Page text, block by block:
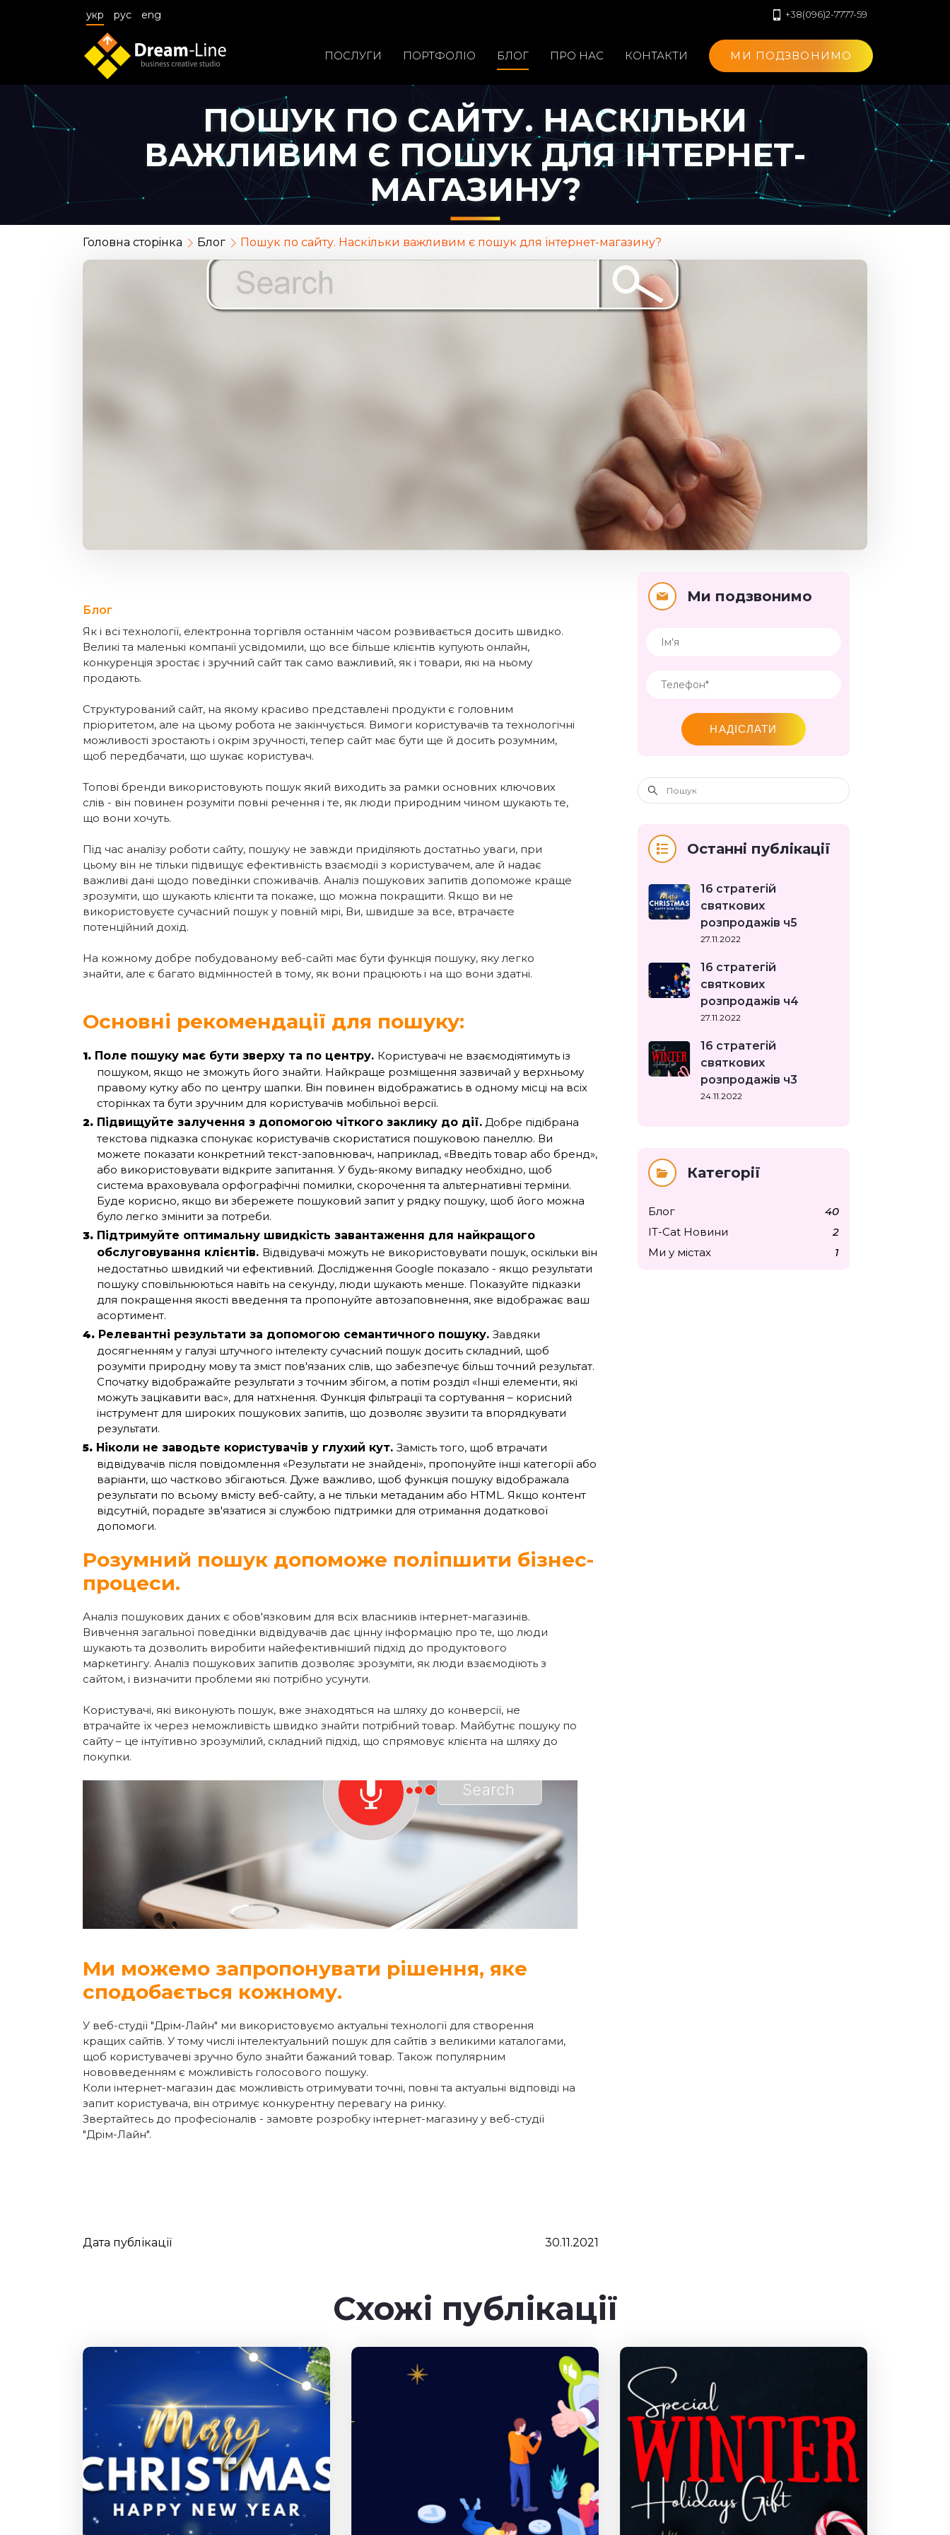
укр рус eng +38(096)2-7777-59
ПОСЛУГИ ПОРТФОЛIО БЛОГ ПРО НАС КОНТАКТИ МИ ПОДЗВОНИМО
ПОШУК ПО САЙТУ. НАСКІЛЬКИ
ВАЖЛИВИМ Є ПОШУК ДЛЯ ІНТЕРНЕТ-
МАГАЗИНУ?
Головна сторiнка Блог Пошук по сайту. Наскільки важливим є пошук для інтернет-магазину?
Блог
Як і всі технології, електронна торгівля останнім часом розвивається досить швидко.
Великі та маленькі компанії усвідомили, що все більше клієнтів купують онлайн,
конкуренція зростає і зручний сайт так само важливий, як і товари, які на ньому
продають.
Структурований сайт, на якому красиво представлені продукти є головним
пріоритетом, але на цьому робота не закінчується. Вимоги користувачів та технологічні
можливості зростають і окрім зручності, тепер сайт має бути ще й досить розумним,
щоб передбачати, що шукає користувач.
Топові бренди використовують пошук який виходить за рамки основних ключових
слів - він повинен розуміти повні речення і те, як люди природним чином шукають те,
що вони хочуть.
Під час аналізу роботи сайту, пошуку не завжди приділяють достатньо уваги, при
цьому він не тільки підвищує ефективність взаємодії з користувачем, але й надає
важливі дані щодо поведінки споживачів. Аналіз пошукових запитів допоможе краще
зрозуміти, що шукають клієнти та покаже, що можна покращити. Якщо ви не
використовуєте сучасний пошук у повній мірі, Ви, швидше за все, втрачаєте
потенційний дохід.
На кожному добре побудованому веб-сайті має бути функція пошуку, яку легко
знайти, але є багато відмінностей в тому, як вони працюють і на що вони здатні.
Основні рекомендації для пошуку:
Поле пошуку має бути зверху та по центру. Користувачі не взаємодіятимуть із
пошуком, якщо не зможуть його знайти. Найкраще розміщення зазвичай у верхньому
правому кутку або по центру шапки. Він повинен відображатись в одному місці на всіх
сторінках та бути зручним для користувачів мобільної версії.
Підвищуйте залучення з допомогою чіткого заклику до дії. Добре підібрана
текстова підказка спонукає користувачів скористатися пошуковою панеллю. Ви
можете показати конкретний текст-заповнювач, наприклад, «Введіть товар або бренд»,
або використовувати відкрите запитання. У будь-якому випадку необхідно, щоб
система враховувала орфографічні помилки, скорочення та альтернативні терміни.
Буде корисно, якщо ви збережете пошуковий запит у рядку пошуку, щоб його можна
було легко змінити за потреби.
Підтримуйте оптимальну швидкість завантаження для найкращого
обслуговування клієнтів. Відвідувачі можуть не використовувати пошук, оскільки він
недостатньо швидкий чи ефективний. Дослідження Google показало - якщо результати
пошуку сповільнюються навіть на секунду, люди шукають менше. Показуйте підказки
для покращення якості введення та пропонуйте автозаповнення, яке відображає ваш
асортимент.
Релевантні результати за допомогою семантичного пошуку. Завдяки
досягненням у галузі штучного інтелекту сучасний пошук досить складний, щоб
розуміти природну мову та зміст пов'язаних слів, що забезпечує більш точний результат.
Спочатку відображайте результати з точним збігом, а потім розділ «Інші елементи, які
можуть зацікавити вас», для натхнення. Функція фільтрації та сортування – корисний
інструмент для широких пошукових запитів, що дозволяє звузити та впорядкувати
результати.
Ніколи не заводьте користувачів у глухий кут. Замість того, щоб втрачати
відвідувачів після повідомлення «Результати не знайдені», пропонуйте інші категорії або
варіанти, що частково збігаються. Дуже важливо, щоб функція пошуку відображала
результати по всьому вмісту веб-сайту, а не тільки метаданим або HTML. Якщо контент
відсутній, порадьте зв'язатися зі службою підтримки для отримання додаткової
допомоги.
Розумний пошук допоможе поліпшити бізнес-
процеси.
Аналіз пошукових даних є обов'язковим для всіх власників інтернет-магазинів.
Вивчення загальної поведінки відвідувачів дає цінну інформацію про те, що люди
шукають та дозволить виробити найефективніший підхід до продуктового
маркетингу. Аналіз пошукових запитів дозволяє зрозуміти, як люди взаємодіють з
сайтом, і визначити проблеми які потрібно усунути.
Користувачі, які виконують пошук, вже знаходяться на шляху до конверсії, не
втрачайте їх через неможливість швидко знайти потрібний товар. Майбутнє пошуку по
сайту – це інтуїтивно зрозумілий, складний підхід, що спрямовує клієнта на шляху до
покупки.
Ми можемо запропонувати рішення, яке
сподобається кожному.
У веб-студії "Дрім-Лайн" ми використовуємо актуальні технології для створення
кращих сайтів. У тому числі інтелектуальний пошук для сайтів з великими каталогами,
щоб користувачеві зручно було знайти бажаний товар. Також популярним
нововведенням є можливість голосового пошуку.
Коли інтернет-магазин дає можливість отримувати точні, повні та актуальні відповіді на
запит користувача, він отримує конкурентну перевагу на ринку.
Звертайтесь до професіоналів - замовте розробку інтернет-магазину у веб-студії
"Дрім-Лайн".
Дата публікації 30.11.2021
Ми подзвонимо
НАДІСЛАТИ
Останні публікації
16 стратегій
святкових
розпродажів ч5
27.11.2022
16 стратегій
святкових
розпродажів ч4
27.11.2022
16 стратегій
святкових
розпродажів ч3
24.11.2022
Категорії
Блог
40
IT-Cat Новини
2
Ми у містах
1
Схожі публікації